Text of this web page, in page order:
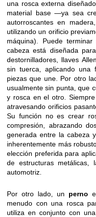
una rosca externa
material base —ya sea
autorroscantes en
utilizando un orificio
máquina). Puede
cabeza está diseñada
destornilladores, llaves
sin tuerca, aplicando una
piezas que une. Por otro
usualmente sin punta, que
y rosca en el otro.
atravesando orificios
Su función no es crear
compresión, abrazando
generada entre la cabeza
inherentemente más
elección preferida para
de estructuras metálicas,
automotriz.
Por otro lado, un perno
menudo con una rosca
utiliza en conjunto con una